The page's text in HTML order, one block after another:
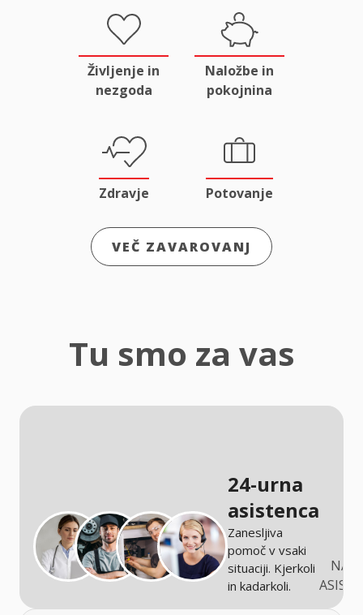
Življenje in
nezgoda
Naložbe in
pokojnina
Zdravje Potovanje
VEČ ZAVAROVANJ
Tu smo za vas
24-urna
asistenca
Zanesljiva
pomoč v vsaki
situaciji. Kjerkoli
in kadarkoli.